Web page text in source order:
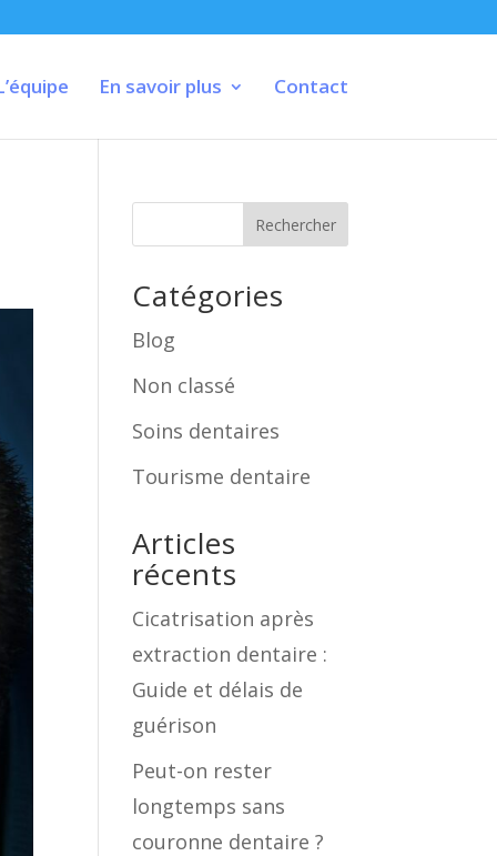
En savoir plus Contact
Rechercher
Catégories
Blog
Non classé
Soins dentaires
Tourisme dentaire
Articles
récents
Cicatrisation après
extraction dentaire :
Guide et délais de
guérison
Peut-on rester
longtemps sans
couronne dentaire ?